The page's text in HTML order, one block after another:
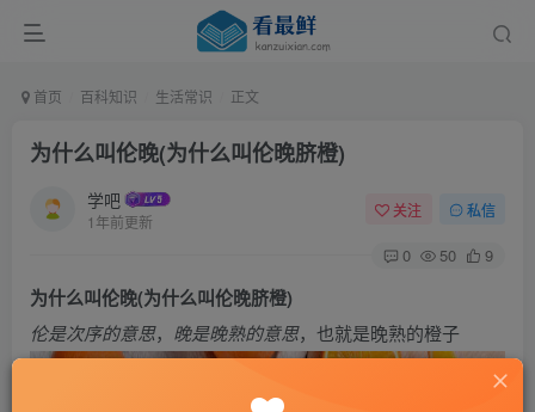
首页 百科知识 生活常识 正文
为什么叫伦晚(为什么叫伦晚脐橙)
学吧
1年前更新
关注 私信
0 50 9
为什么叫伦晚(为什么叫伦晚脐橙)
伦是次序的意思， 晚是晚熟的意思，也就是晚熟的橙子